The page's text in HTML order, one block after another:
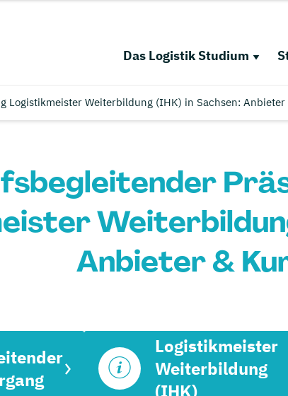
Das Logistik Studium
Logistikmeister Weiterbildung (IHK) in Sachsen: Anbieter
Anbieter &
Logistikmeister
Weiterbildung
(IHK)